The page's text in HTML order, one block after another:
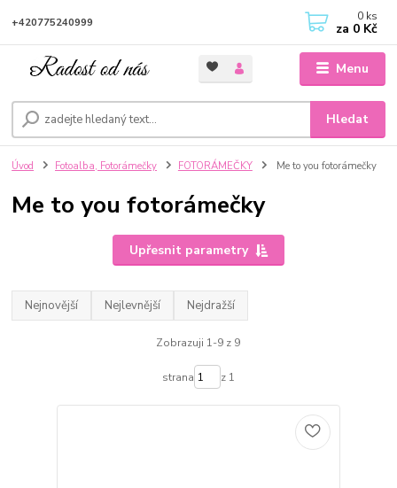
Menu
Hledat
+420775240999 0 ks
za 0 Kč
Úvod Fotoalba, Fotorámečky FOTORÁMEČKY Me to you fotorámečky
Me to you fotorámečky
Upřesnit parametry
Nejnovější Nejlevnější Nejdražší
Zobrazuji 1-9 z 9
strana z 1